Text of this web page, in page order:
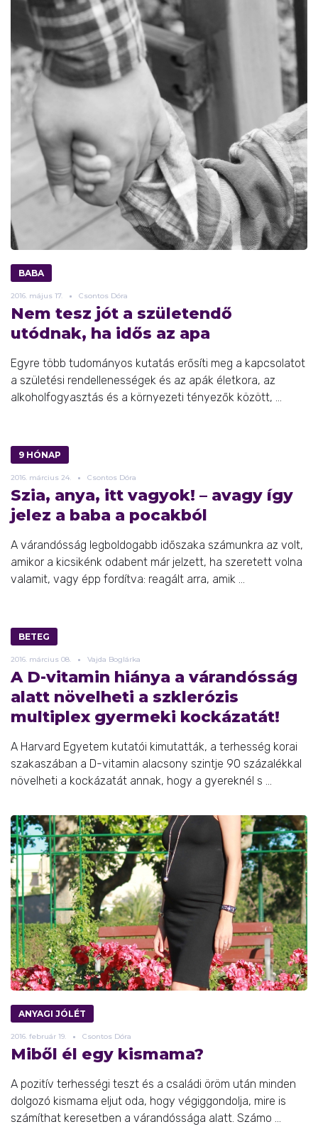
BABA
2016. május 17. Csontos Dóra
Nem tesz jót a születendő
utódnak, ha idős az apa
Egyre több tudományos kutatás erősíti meg a kapcsolatot
a születési rendellenességek és az apák életkora, az
alkoholfogyasztás és a környezeti tényezők között, ...
9 HÓNAP
2016. március 24. Csontos Dóra
Szia, anya, itt vagyok! – avagy így
jelez a baba a pocakból
A várandósság legboldogabb időszaka számunkra az volt,
amikor a kicsikénk odabent már jelzett, ha szeretett volna
valamit, vagy épp fordítva: reagált arra, amik ...
BETEG
2016. március 08. Vajda Boglárka
A D-vitamin hiánya a várandósság
alatt növelheti a szklerózis
multiplex gyermeki kockázatát!
A Harvard Egyetem kutatói kimutatták, a terhesség korai
szakaszában a D-vitamin alacsony szintje 90 százalékkal
növelheti a kockázatát annak, hogy a gyereknél s ...
ANYAGI JÓLÉT
2016. február 19. Csontos Dóra
Miből él egy kismama?
A pozitív terhességi teszt és a családi öröm után minden
dolgozó kismama eljut oda, hogy végiggondolja, mire is
számíthat keresetben a várandóssága alatt. Számo ...